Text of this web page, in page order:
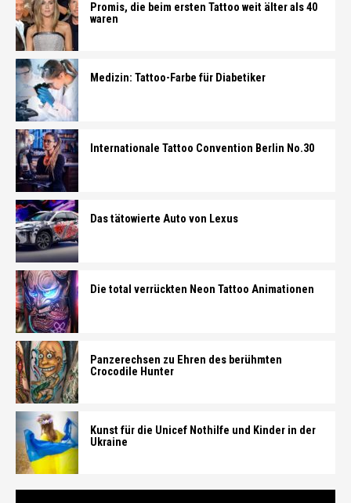
Promis, die beim ersten Tattoo weit älter als 40
waren
Medizin: Tattoo-Farbe für Diabetiker
Internationale Tattoo Convention Berlin No.30
Das tätowierte Auto von Lexus
Die total verrückten Neon Tattoo Animationen
Panzerechsen zu Ehren des berühmten
Crocodile Hunter
Kunst für die Unicef Nothilfe und Kinder in der
Ukraine